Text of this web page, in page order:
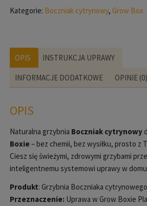
do
Kategorie: Boczniak cytrynowy, Grow Box
OPIS INSTRUKCJA UPRAWY
INFORMACJE DODATKOWE OPINIE (0)
OPIS
Naturalna grzybnia Boczniak cytrynowy
Boxie– bez chemii, bez wysiłku, prosto z
Ciesz się świeżymi, zdrowymi grzybami
inteligentnemu systemowi uprawy w
Produkt: Grzybnia Boczniaka
Przeznaczenie:Uprawa w Grow Boxie